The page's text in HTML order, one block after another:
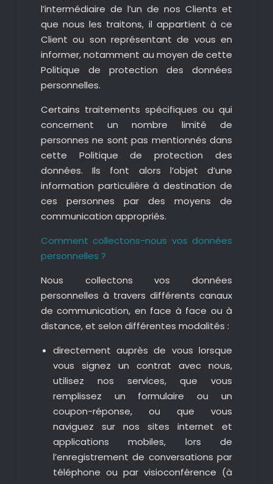
l’intermédiaire de l’un de nos Clients et
que nous les traitons, il appartient à ce
Client ou son représentant de vous en
informer, notamment au moyen de cette
Politique de protection des données
personnelles.
Certains traitements spécifiques ou qui
concernent un nombre limité de
personnes ne sont pas mentionnés dans
cette Politique de protection des
données. Ils font alors l’objet d’une
information particulière à destination de
ces personnes par des moyens de
communication appropriés.
Comment collectons-nous vos données
personnelles ?
Nous collectons vos données
personnelles à travers différents canaux
de communication, en face à face ou à
distance, et selon différentes modalités :
directement auprès de vous lorsque
vous signez un contrat avec nous,
utilisez nos services, que vous
remplissez un formulaire ou un
coupon-réponse, ou que vous
naviguez sur nos sites internet et
applications mobiles, lors de
l’enregistrement de conversations par
téléphone ou par visioconférence (à